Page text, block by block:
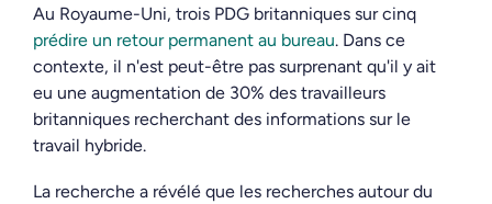
Au Royaume-Uni, trois PDG britanniques sur cinq
prédire un retour permanent au bureau. Dans ce
contexte, il n'est peut-être pas surprenant qu'il y ait
eu une augmentation de 30% des travailleurs
britanniques recherchant des informations sur le
travail hybride.
La recherche a révélé que les recherches autour du